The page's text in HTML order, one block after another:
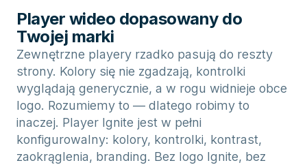
Player wideo dopasowany do
Twojej marki
Zewnętrzne playery rzadko pasują do reszty
strony. Kolory się nie zgadzają, kontrolki
wyglądają generycznie, a w rogu widnieje obce
logo. Rozumiemy to — dlatego robimy to
inaczej. Player Ignite jest w pełni
konfigurowalny: kolory, kontrolki, kontrast,
zaokrąglenia, branding. Bez logo Ignite, bez